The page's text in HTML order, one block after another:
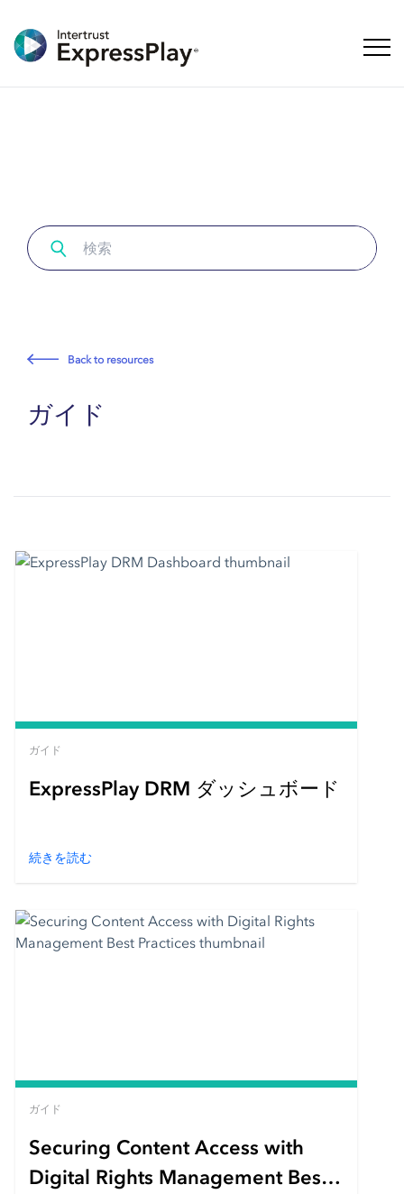
ナビ
Back to resources
ガイド
ガイド
ExpressPlay DRM ダッシュボード
続きを読む
ガイド
Securing Content Access with
Digital Rights Management Best